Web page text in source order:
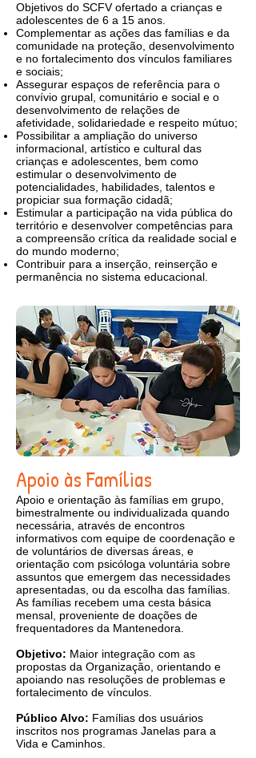
Objetivos do SCFV ofertado a crianças e
adolescentes de 6 a 15 anos.
Complementar as ações das famílias e da
comunidade na proteção, desenvolvimento
e no fortalecimento dos vínculos familiares
e sociais;
Assegurar espaços de referência para o
convívio grupal, comunitário e social e o
desenvolvimento de relações de
afetividade, solidariedade e respeito mútuo;
Possibilitar a ampliação do universo
informacional, artístico e cultural das
crianças e adolescentes, bem como
estimular o desenvolvimento de
potencialidades, habilidades, talentos e
propiciar sua formação cidadã;
Estimular a participação na vida pública do
território e desenvolver competências para
a compreensão crítica da realidade social e
do mundo moderno;
Contribuir para a inserção, reinserção e
permanência no sistema educacional.
Apoio às Famílias
Apoio e orientação às famílias em grupo,
bimestralmente ou individualizada quando
necessária, através de encontros
informativos com equipe de coordenação e
de voluntários de diversas áreas, e
orientação com psicóloga voluntária sobre
assuntos que emergem das necessidades
apresentadas, ou da escolha das famílias.
As famílias recebem uma cesta básica
mensal, proveniente de doações de
frequentadores da Mantenedora.
Objetivo: Maior integração com as
propostas da Organização, orientando e
apoiando nas resoluções de problemas e
fortalecimento de vínculos.
Público Alvo: Famílias dos usuários
inscritos nos programas Janelas para a
Vida e Caminhos.